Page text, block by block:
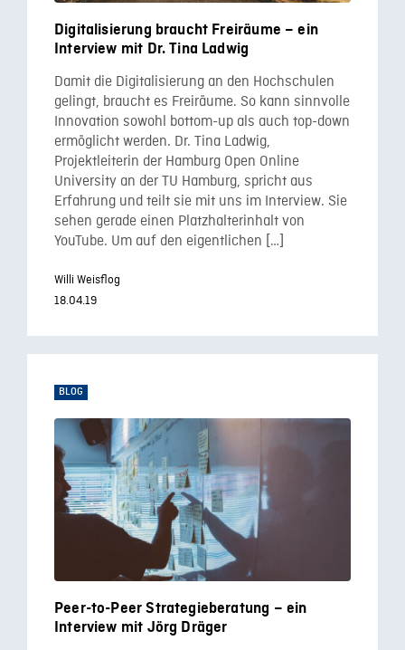
Digitalisierung braucht Freiräume – ein
Interview mit Dr. Tina Ladwig
Damit die Digitalisierung an den Hochschulen
gelingt, braucht es Freiräume. So kann sinnvolle
Innovation sowohl bottom-up als auch top-down
ermöglicht werden. Dr. Tina Ladwig,
Projektleiterin der Hamburg Open Online
University an der TU Hamburg, spricht aus
Erfahrung und teilt sie mit uns im Interview. Sie
sehen gerade einen Platzhalterinhalt von
YouTube. Um auf den eigentlichen […]
Willi Weisflog
18.04.19
BLOG
Peer-to-Peer Strategieberatung – ein
Interview mit Jörg Dräger